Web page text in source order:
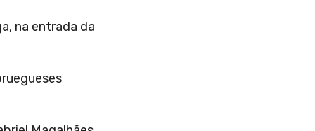
na entrada da